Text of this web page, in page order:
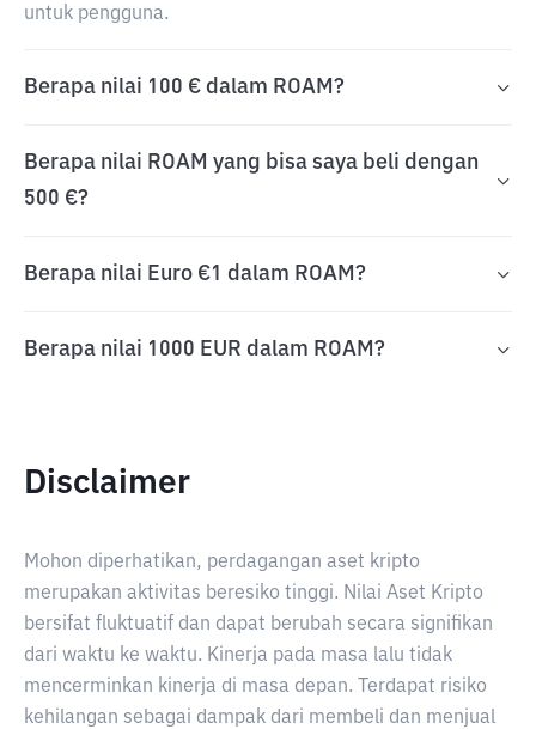
untuk pengguna.
Berapa nilai 100 € dalam ROAM?
Berapa nilai ROAM yang bisa saya beli dengan
500 €?
Berapa nilai Euro €1 dalam ROAM?
Berapa nilai 1000 EUR dalam ROAM?
Disclaimer
Mohon diperhatikan, perdagangan aset kripto
merupakan aktivitas beresiko tinggi. Nilai Aset Kripto
bersifat fluktuatif dan dapat berubah secara signifikan
dari waktu ke waktu. Kinerja pada masa lalu tidak
mencerminkan kinerja di masa depan. Terdapat risiko
kehilangan sebagai dampak dari membeli dan menjual